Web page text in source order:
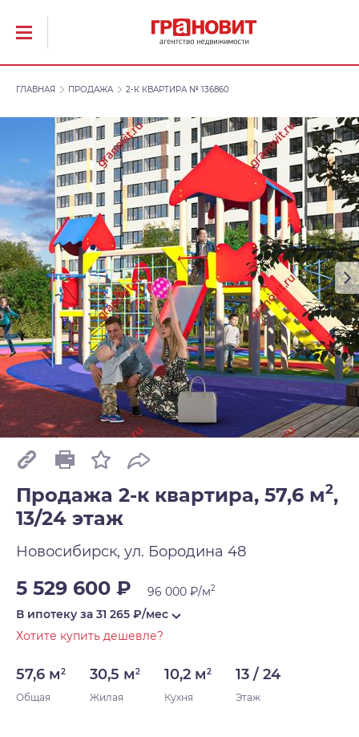
ГЛАВНАЯ ПРОДАЖА 2-К КВАРТИРА № 136860
Продажа 2-к квартира, 57,6 м2,
13/24 этаж
Новосибирск, ул. Бородина 48
5 529 600 ₽ 96 000 ₽/м2
В ипотеку за 31 265 ₽/мес
Хотите купить дешевле?
57,6 м2
Общая
30,5 м2
Жилая
10,2 м2
Кухня
13 / 24
Этаж